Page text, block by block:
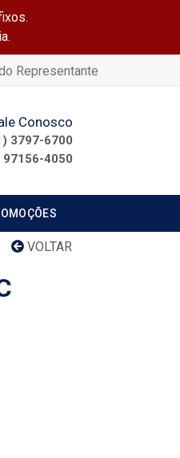
Representante
Conosco
3797-6700
97156-4050
VOLTAR